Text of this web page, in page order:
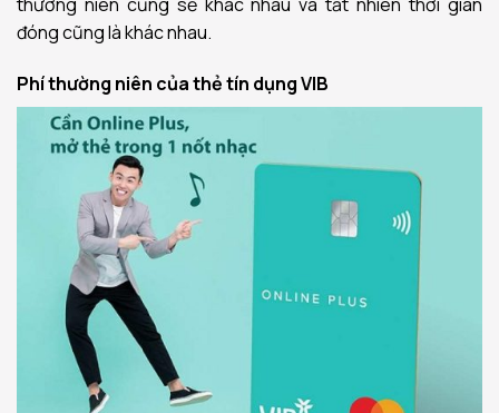
đóng cũng là khác nhau.
Phí thường niên của thẻ tín dụng VIB